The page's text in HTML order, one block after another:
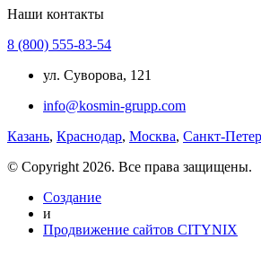
Наши контакты
8 (800) 555-83-54
ул. Суворова, 121
info@kosmin-grupp.com
Казань, Краснодар, Москва, Санкт-
© Copyright 2026. Все права защищены.
Создание
и
Продвижение сайтов CITYNIX